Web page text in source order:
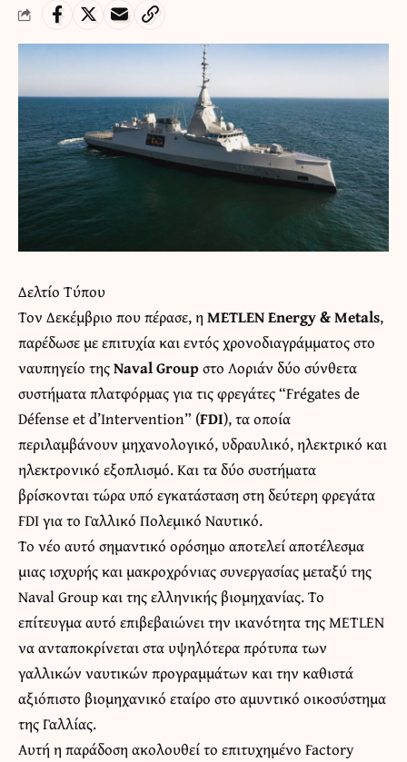
Δελτίο Τύπου
Τον Δεκέμβριο που πέρασε, η METLEN Energy & Metals,
παρέδωσε με επιτυχία και εντός χρονοδιαγράμματος στο
ναυπηγείο τηςNaval Groupστο Λοριάν δύο σύνθετα
συστήματα πλατφόρμας για τις φρεγάτες “Frégates de
Défense et d’Intervention” (FDI), τα οποία
περιλαμβάνουν μηχανολογικό, υδραυλικό, ηλεκτρικό και
ηλεκτρονικό εξοπλισμό. Και τα δύο συστήματα
βρίσκονται τώρα υπό εγκατάσταση στη δεύτερη φρεγάτα
FDI για το Γαλλικό Πολεμικό Ναυτικό.
Το νέο αυτό σημαντικό ορόσημο αποτελεί αποτέλεσμα
μιας ισχυρής και μακροχρόνιας συνεργασίας μεταξύ της
Naval Group και της ελληνικής βιομηχανίας. Το
επίτευγμα αυτό επιβεβαιώνει την ικανότητα της METLEN
να ανταποκρίνεται στα υψηλότερα πρότυπα των
γαλλικών ναυτικών προγραμμάτων και την καθιστά
αξιόπιστο βιομηχανικό εταίρο στο αμυντικό οικοσύστημα
της Γαλλίας.
Αυτή η παράδοση ακολουθεί το επιτυχημένο Factory